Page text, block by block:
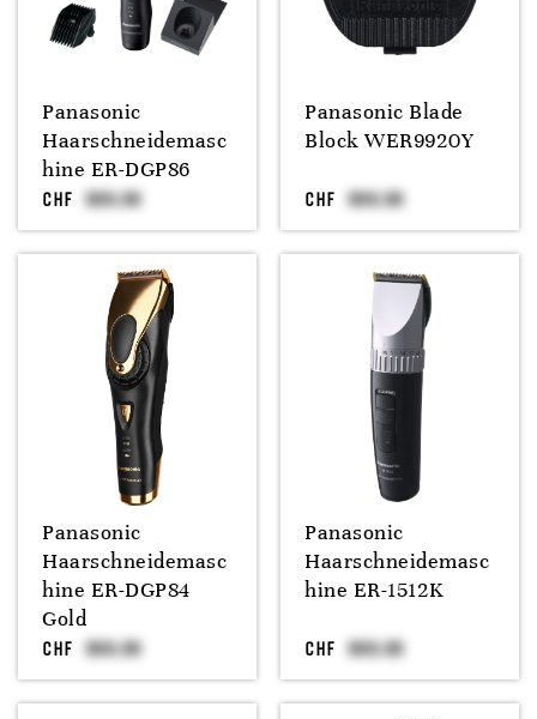
Panasonic
Haarschneidemasc
hine ER-DGP86
CHF
Panasonic Blade
Block WER9920Y
CHF
Panasonic
Haarschneidemasc
hine ER-DGP84
Gold
CHF
Panasonic
Haarschneidemasc
hine ER-1512K
CHF